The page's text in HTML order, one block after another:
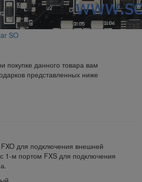
покупке данного товара вам
представленных ниже
для подключения внешней
1-м портом FXS для подключения